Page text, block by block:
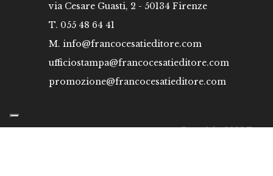
via Cesare Guasti, 2 - 50134 Firenze
T. 055 48 64 41
M. info@francocesatieditore.com
ufficiostampa@francocesatieditore.com
promozione@francocesatieditore.com
Copyright 2026